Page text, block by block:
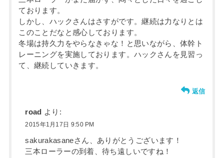
ております。
しかし、ハックさんはさすがです。継続は力なりとは
このことだなと感心しております。
冬場は持久力をやらなきゃな！と思いながら、体幹ト
レーニングを実施しております。ハックさんを見習っ
て、継続していきます。
返信
road より:
2015年1月17日 9:50 PM
sakurakasaneさん、ありがとうございます！
三本ローラーの到着、待ち遠しいですね！